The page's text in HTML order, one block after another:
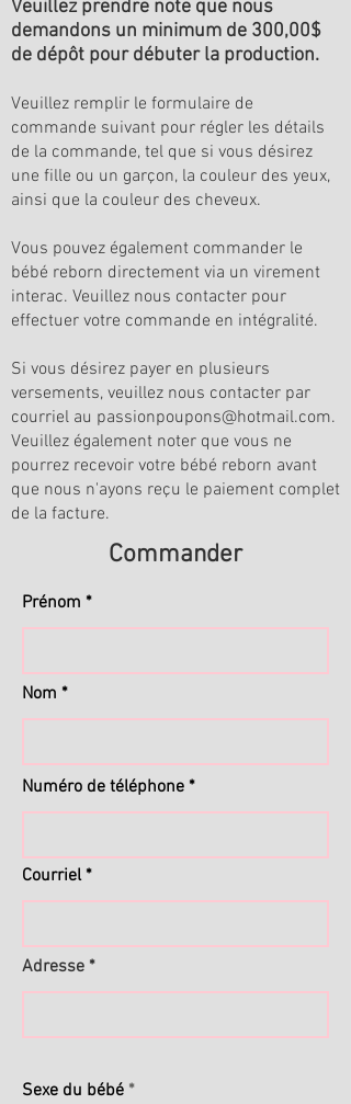
Veuillez prendre note que nous
demandons un minimum de 300,00$
de dépôt pour débuter la production.
Veuillez remplir le formulaire de
commande suivant pour régler les détails
de la commande, tel que si vous désirez
une fille ou un garçon, la couleur des yeux,
ainsi que la couleur des cheveux.
Vous pouvez également commander le
bébé reborn directement via un virement
interac. Veuillez nous contacter pour
effectuer votre commande en intégralité.
Si vous désirez payer en plusieurs
versements, veuillez nous contacter par
courriel au passionpoupons@hotmail.com.
Veuillez également noter que vous ne
pourrez recevoir votre bébé reborn avant
que nous n'ayons reçu le paiement complet
de la facture.
Commander
Prénom
Nom
Numéro de téléphone
Courriel
Adresse
Sexe du bébé